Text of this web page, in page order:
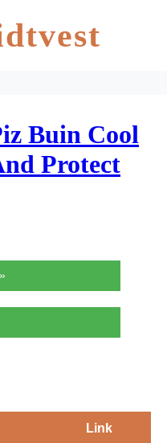
Buin Cool
Protect
Link